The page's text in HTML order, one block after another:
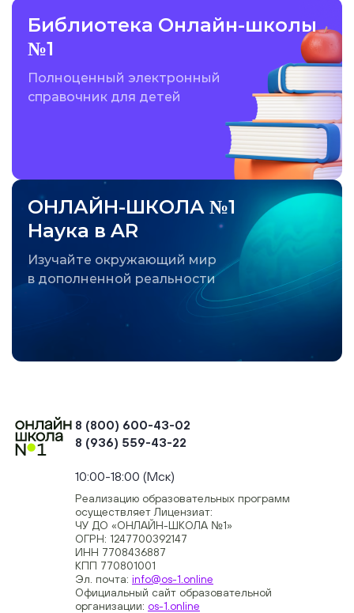
Библиотека Онлайн-школы
№1
Полноценный электронный
справочник для детей
ОНЛАЙН-ШКОЛА №1
Наука в AR
Изучайте окружающий мир
в дополненной реальности
8 (800) 600-43-02
8 (936) 559-43-22
10:00-18:00 (Мск)
Реализацию образовательных программ
осуществляет Лицензиат:
ЧУ ДО «ОНЛАЙН-ШКОЛА №1»
ОГРН: 1247700392147
ИНН 7708436887
КПП 770801001
Эл. почта: info@os-1.online
Официальный сайт образовательной
организации: os-1.online